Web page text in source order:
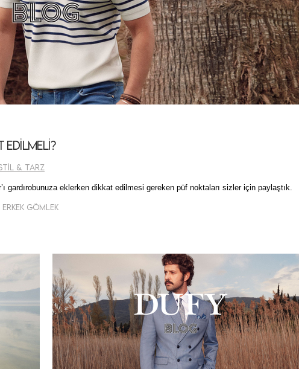
Edilmeli?
& Tarz
gardırobunuza eklerken dikkat edilmesi gereken püf noktaları sizler için paylaştık.
Gömlek